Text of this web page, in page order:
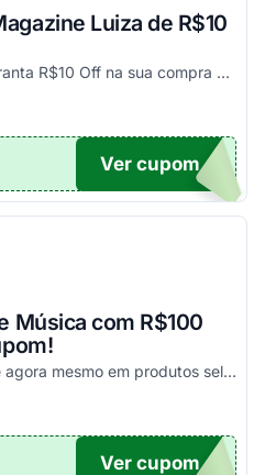
Luiza de R$10
Pegue já o seu cupom e garanta R$10 Off na sua compra acima de R$500,00
UPOM
Ver cupom
Música com R$100
Pegue seu código e aplique agora mesmo em produtos selecionados para garantir seus descontos!
100
Ver cupom